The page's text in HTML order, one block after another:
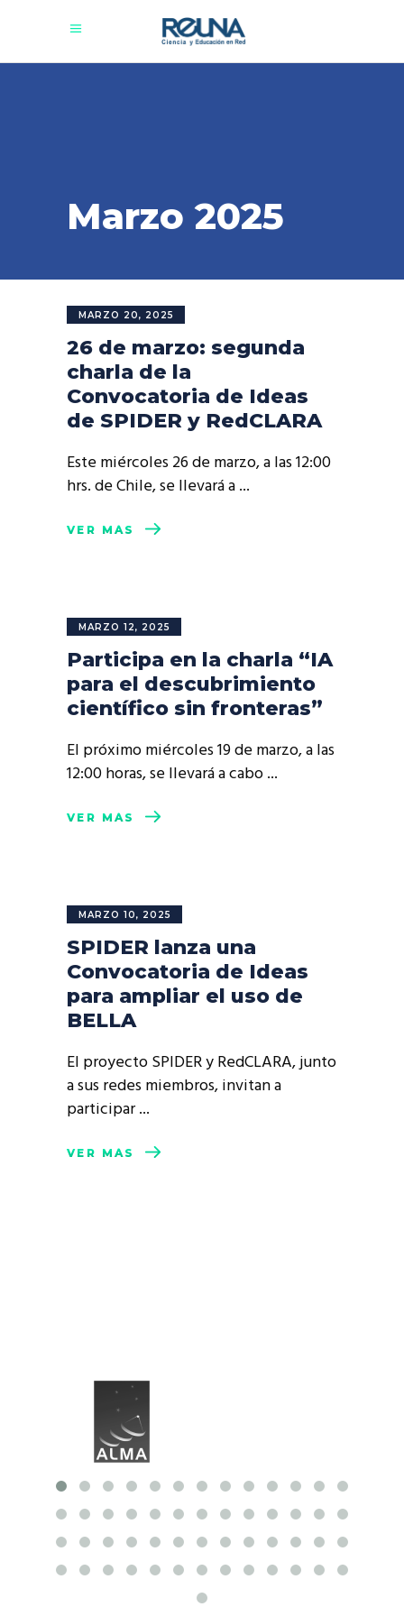
Marzo 2025
MARZO 20, 2025
26 de marzo: segunda
charla de la
Convocatoria de Ideas
de SPIDER y RedCLARA
Este miércoles 26 de marzo, a las 12:00
hrs. de Chile, se llevará a
VER MÁS
MARZO 12, 2025
Participa en la charla “IA
para el descubrimiento
científico sin fronteras”
El próximo miércoles 19 de marzo, a las
12:00 horas, se llevará a cabo
VER MÁS
MARZO 10, 2025
SPIDER lanza una
Convocatoria de Ideas
para ampliar el uso de
BELLA
El proyecto SPIDER y RedCLARA, junto
a sus redes miembros, invitan a
participar
VER MÁS